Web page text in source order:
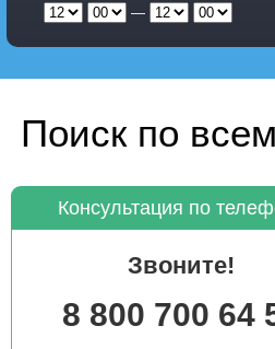
—
Поиск по
Консультация по
Звоните!
8 800 700 64